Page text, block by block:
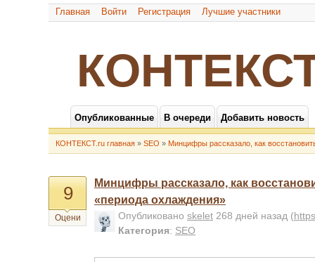
Главная Войти Регистрация Лучшие участники
Опубликованные В очереди Добавить новость
КОНТЕКСТ.ru главная » SEO » Минцифры рассказало, как
9
Оцени
Минцифры рассказало, как
«периода охлаждения»
Опубликовано skelet 268 дней назад (
Категория: SEO